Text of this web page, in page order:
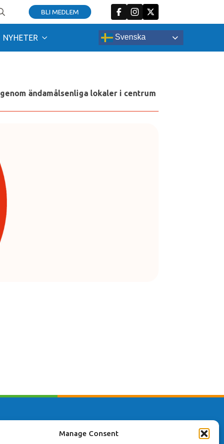
Manage Consent
BLI MEDLEM
NYHETER Svenska
ändamålsenliga lokaler i centrum